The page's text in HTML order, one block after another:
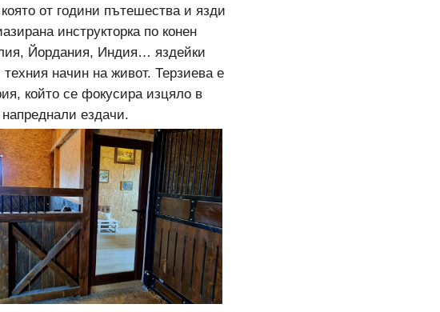
от години пътешества и язди
инструкторка по конен
Йордания, Индия… яздейки
начин на живот. Терзиева е
който се фокусира изцяло в
ездачи.